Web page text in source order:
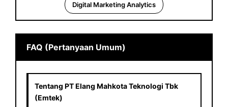
Digital Marketing Analytics
FAQ (Pertanyaan Umum)
Tentang PT Elang Mahkota Teknologi Tbk
(Emtek)